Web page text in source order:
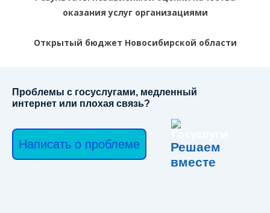
оказания услуг организациями
Открытый бюджет Новосибирской области
Проблемы с госуслугами, медленный
интернет или плохая связь?
Написать о проблеме
Решаем
вместе